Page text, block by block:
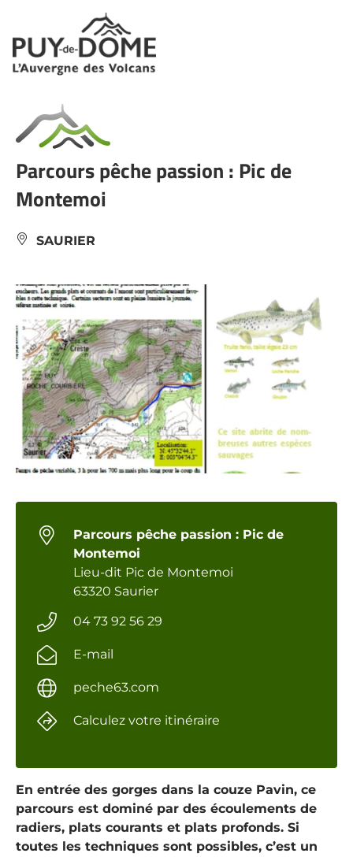
Panneau de gestion des cookies
Parcours pêche passion : Pic de
Montemoi
SAURIER
En entrée des gorges dans la couze Pavin, ce
parcours est dominé par des écoulements de
radiers, plats courants et plats profonds. Si
toutes les techniques sont possibles, c’est un
Parcours pêche passion : Pic de
Montemoi
Lieu-dit Pic de Montemoi
63320 Saurier
04 73 92 56 29
E-mail
peche63.com
Calculez votre itinéraire